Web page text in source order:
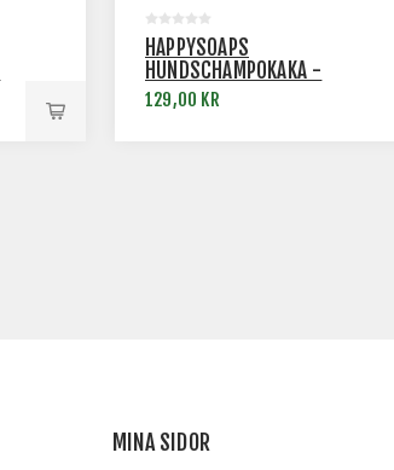
HAPPYSOAPS
HUNDSCHAMPOKAKA -
UNIVERSAL
129,00 KR
MINA SIDOR